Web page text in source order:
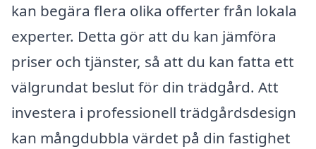
kan begära flera olika offerter från lokala
experter. Detta gör att du kan jämföra
priser och tjänster, så att du kan fatta ett
välgrundat beslut för din trädgård. Att
investera i professionell trädgårdsdesign
kan mångdubbla värdet på din fastighet